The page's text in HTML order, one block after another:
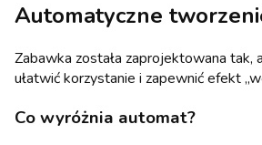
Automatyczne
Zabawka została zaprojektowana tak,
ułatwić korzystanie i zapewnić efekt
Co wyróżnia automat?